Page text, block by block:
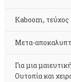
Kaboom, τεύχος
Μετα-
Για μια
Ουτοπία και